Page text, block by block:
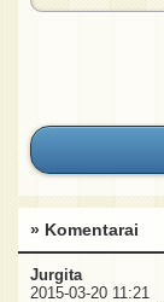
» Komentarai
Jurgita
2015-03-20 11:21